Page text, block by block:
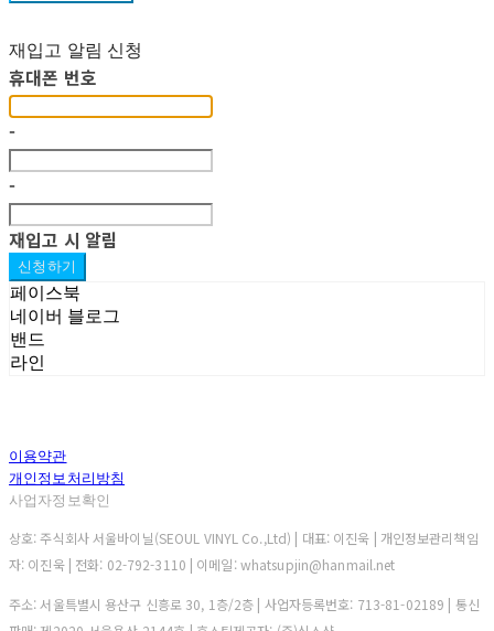
재입고 알림 신청
휴대폰 번호
-
-
재입고 시 알림
신청하기
페이스북
네이버 블로그
밴드
라인
이용약관
개인정보처리방침
사업자정보확인
상호: 주식회사 서울바이닐(SEOUL VINYL Co.,Ltd) | 대표: 이진욱 | 개인정보관리책임
자: 이진욱 | 전화: 02-792-3110 | 이메일: whatsupjin@hanmail.net
주소: 서울특별시 용산구 신흥로 30, 1층/2층 | 사업자등록번호: 713-81-02189 | 통신